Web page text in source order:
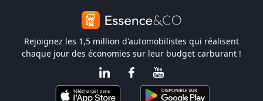
Rejoignez les 1,5 million d'automobilistes qui réalisent
chaque jour des économies sur leur budget carburant !